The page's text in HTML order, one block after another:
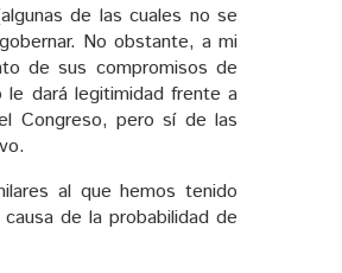
de las cuales no se
No obstante, a mi
de sus compromisos de
le dará legitimidad frente a
Congreso, pero sí de las
al que hemos tenido
de la probabilidad de